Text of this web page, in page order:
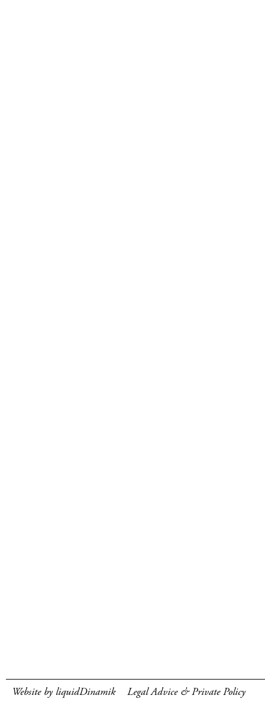
Website by liquidDinamik Legal Advice & Private Policy